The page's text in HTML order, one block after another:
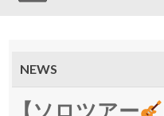
NEWS
【ソロツアー